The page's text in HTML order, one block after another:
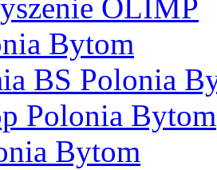
OLIMP
Bytom
BS Polonia
Polonia Bytom
Bytom